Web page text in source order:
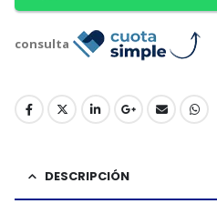
consulta
DESCRIPCIÓN